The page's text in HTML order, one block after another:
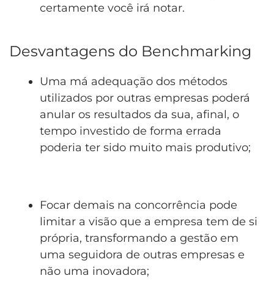
certamente você irá notar.
Desvantagens do Benchmarking
Uma má adequação dos métodos
utilizados por outras empresas poderá
anular os resultados da sua, afinal, o
tempo investido de forma errada
poderia ter sido muito mais produtivo;
Focar demais na concorrência pode
limitar a visão que a empresa tem de si
própria, transformando a gestão em
uma seguidora de outras empresas e
não uma inovadora;